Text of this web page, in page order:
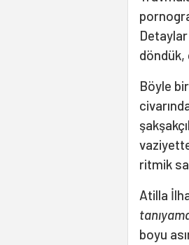
döndük,
Böyle
ritmik
Atilla
boyu